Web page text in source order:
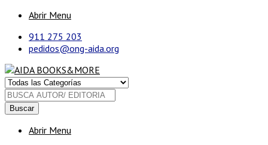
Abrir Menu
911 275 203
pedidos@ong-aida.org
Buscar
Abrir Menu